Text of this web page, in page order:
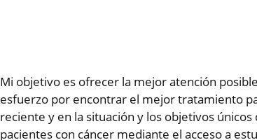
Mi objetivo es ofrecer la mejor atención
esfuerzo por encontrar el mejor tratamiento
reciente y en la situación y los objetivos
pacientes con cáncer mediante el acceso a